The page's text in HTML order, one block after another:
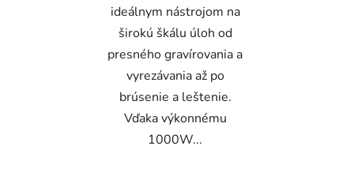
ideálnym nástrojom na
širokú škálu úloh od
presného gravírovania a
vyrezávania až po
brúsenie a leštenie.
Vďaka výkonnému
1000W...